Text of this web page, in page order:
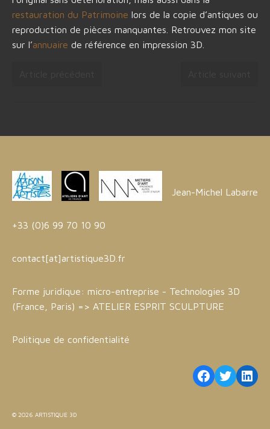
restauration du Patrimoine lors de la copie d’antiques ou
reproduction de pièces manquantes. Retrouvez mon site
sur l’annuaire de référence en impression 3D.
Jean-Michel Labarre
+33 (0)6 99 70 10 90
contact[at]artistique3D.fr
Forme juridique: micro-entreprise - Technologies 3D
(France, Paris) => ATELIER ESPRIT SCULPTURE
Politique de confidentialité
Facebook
Twitter
© 2026 ARTISTIQUE 3D